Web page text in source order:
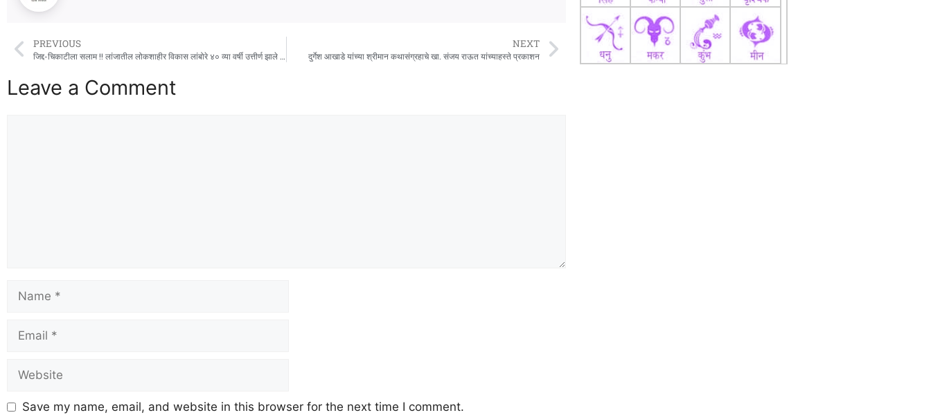
PREVIOUS
जिद्द-चिकाटीला सलाम !! लांजातील लोकशाहीर विकास लांबोरे ४० व्या वर्षी उत्तीर्ण झाले एमपीएससी!
NEXT
दुर्गेश आखाडे यांच्या श्रीमान कथासंग्रहाचे खा. संजय राऊत यांच्याहस्ते प्रकाशन
Leave a Comment
Save my name, email, and website in this browser for the next time I comment.